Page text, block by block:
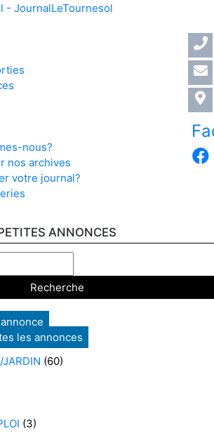
nous?
nos archives
votre journal?
ANNONCES
les annonces
JARDIN (60)
(3)